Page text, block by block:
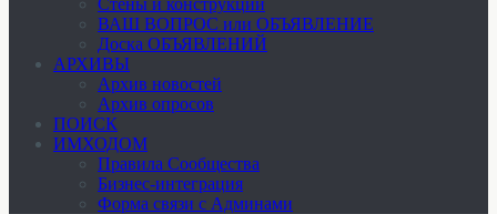
ВАШ ВОПРОС или ОБЪЯВЛЕНИЕ
Доска ОБЪЯВЛЕНИЙ
АРХИВЫ
Архив новостей
Архив опросов
ПОИСК
ИМХОДОМ
Правила Сообщества
Бизнес-интеграция
Форма связи с Админами